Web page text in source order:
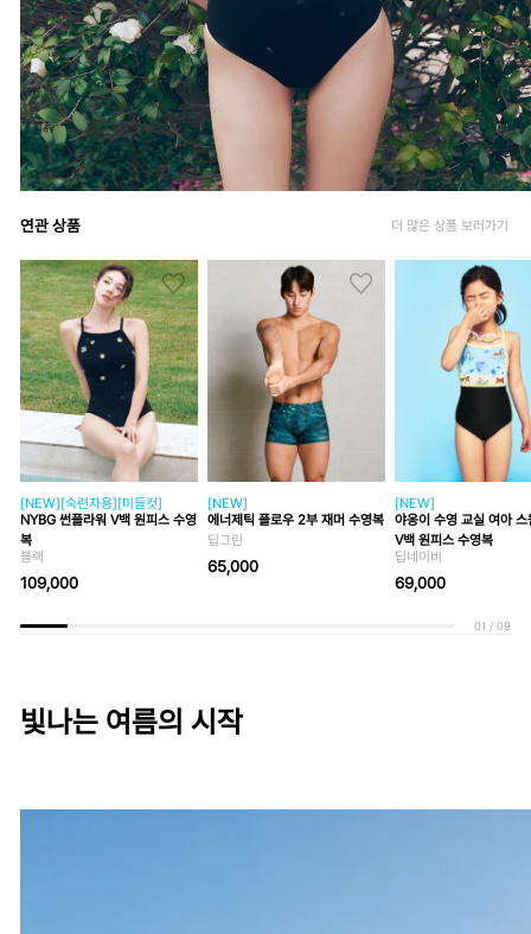
연관 상품 더 많은 상품 보러가기
[NEW][숙련자용][미들컷]
NYBG 썬플라워 V백 원피스 수영
복
블랙
109,000
[NEW]
에너제틱 플로우 2부 재머 수영복
딥그린
65,000
[NEW]
야옹이 수영 교실 여아 스
V백 원피스 수영복
딥네이비
69,000
01 / 09
빛나는 여름의 시작